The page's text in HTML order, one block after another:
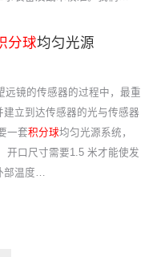
分球均匀光源
远镜的传感器的过程中，最重
立到达传感器的光与传感器
一套积分球均匀光源系统，
开口尺寸需要1.5 米才能使发
部温度…